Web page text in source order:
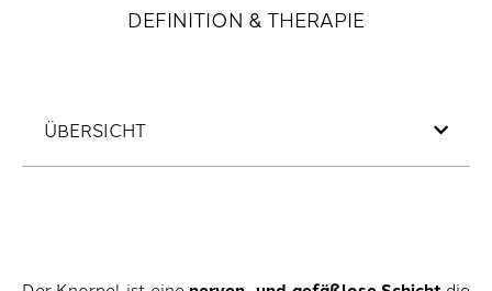
DEFINITION & THERAPIE
ÜBERSICHT